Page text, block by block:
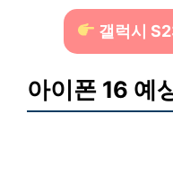
갤럭시
아이폰 16 예